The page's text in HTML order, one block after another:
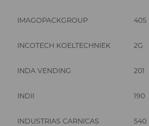
IMAGOPACKGROUP 405
INCOTECH KOELTECHNIEK 2G
INDA VENDING 201
INDII 190
INDUSTRIAS CARNICAS
540